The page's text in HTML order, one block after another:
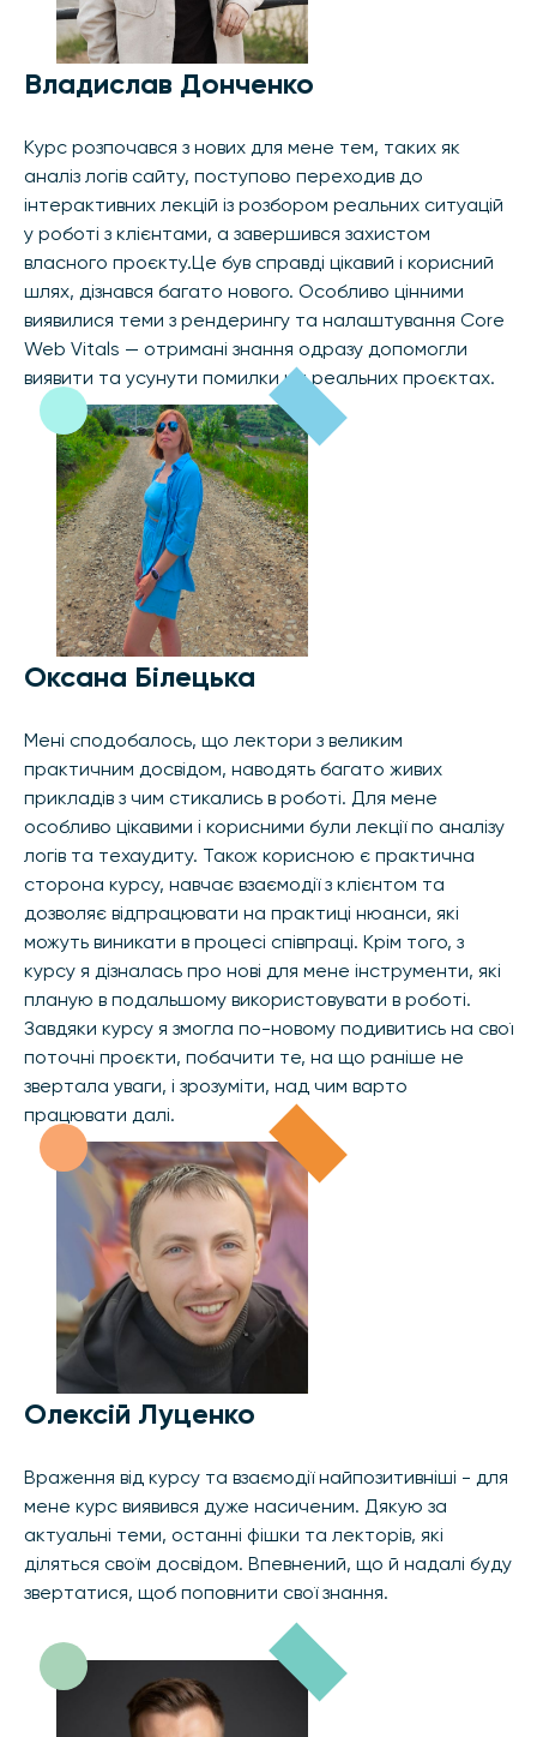
Владислав Донченко
Курс розпочався з нових для мене тем, таких як
аналіз логів сайту, поступово переходив до
інтерактивних лекцій із розбором реальних ситуацій
у роботі з клієнтами, а завершився захистом
власного проєкту.Це був справді цікавий і корисний
шлях, дізнався багато нового. Особливо цінними
виявилися теми з рендерингу та налаштування Core
Web Vitals — отримані знання одразу допомогли
виявити та усунути помилки на реальних проєктах.
Оксана Білецька
Мені сподобалось, що лектори з великим
практичним досвідом, наводять багато живих
прикладів з чим стикались в роботі. Для мене
особливо цікавими і корисними були лекції по аналізу
логів та техаудиту. Також корисною є практична
сторона курсу, навчає взаємодії з клієнтом та
дозволяє відпрацювати на практиці нюанси, які
можуть виникати в процесі співпраці. Крім того, з
курсу я дізналась про нові для мене інструменти, які
планую в подальшому використовувати в роботі.
Завдяки курсу я змогла по-новому подивитись на свої
поточні проєкти, побачити те, на що раніше не
звертала уваги, і зрозуміти, над чим варто
працювати далі.
Олексій Луценко
Враження від курсу та взаємодії найпозитивніші - для
мене курс виявився дуже насиченим. Дякую за
актуальні теми, останні фішки та лекторів, які
діляться своїм досвідом. Впевнений, що й надалі буду
звертатися, щоб поповнити свої знання.